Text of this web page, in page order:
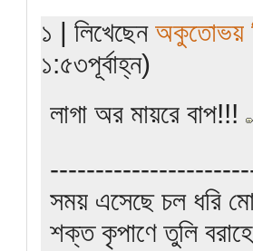
১ | লিখেছেন অকুতোভয়
১:৫৩পূর্বাহ্ন)
লাগা অর মায়রে বাপ!!!
সময় এসেছে চল ধরি
শক্ত কৃপাণে তুলি